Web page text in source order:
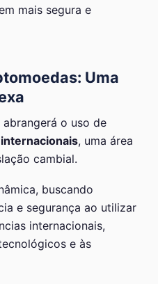
mais segura e
Uma
o uso de
, uma área
cambial.
buscando
e segurança ao utilizar
internacionais,
e às